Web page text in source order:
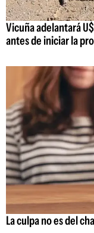
Vicuña adelantará
antes de iniciar la
La culpa no es del